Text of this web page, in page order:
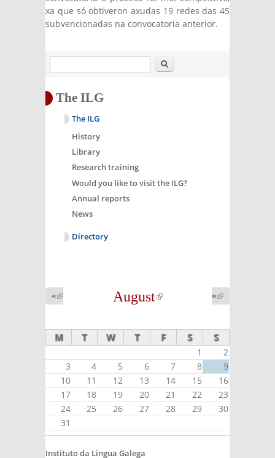
xa que só obtiveron axudas 19 redes das 45
subvencionadas na convocatoria anterior.
Search
The ILG
The ILG
History
Library
Research training
Would you like to visit the ILG?
Annual reports
News
Directory
August
(link is
«
external)
»
external)
M T W T F S S
1
2
3
4 5 6 7 8
9
10
11 12 13 14 15
16
17
18 19 20 21 22
23
24
25 26 27 28 29
30
31
Instituto da Lingua Galega